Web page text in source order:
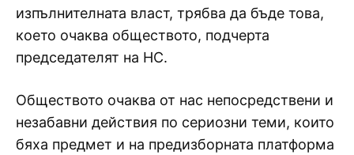
изпълнителната власт, трябва да бъде това,
което очаква обществото, подчерта
председателят на НС.
Обществото очаква от нас непосредствени и
незабавни действия по сериозни теми, които
бяха предмет и на предизборната платформа